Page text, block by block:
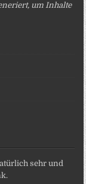
um Inhalte
sehr und